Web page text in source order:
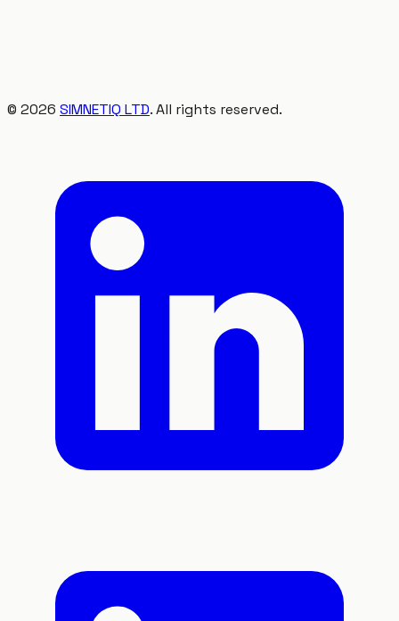
© 2026 SIMNETIQ LTD. All rights reserved.